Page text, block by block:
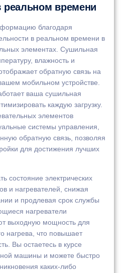
реальном времени
благодаря
в реальном времени в
элементах. Сушильная
влажность и
обратную связь на
мобильном устройстве.
ваша сушильная
каждую загрузку.
элементов
системы управления,
обратную связь, позволяя
для достижения лучших
состояние электрических
и нагревателей, снижая
и продлевая срок службы
нагреватели
выходную мощность для
нагрева, что повышает
Вы остаетесь в курсе
машины и можете быстро
каких-либо